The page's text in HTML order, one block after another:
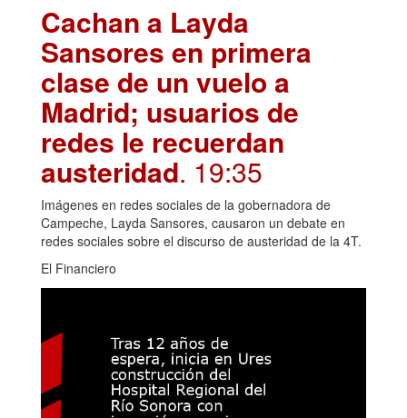
Cachan a Layda
Sansores en primera
clase de un vuelo a
Madrid; usuarios de
redes le recuerdan
austeridad. 19:35
Imágenes en redes sociales de la gobernadora de
Campeche, Layda Sansores, causaron un debate en
redes sociales sobre el discurso de austeridad de la 4T.
El Financiero